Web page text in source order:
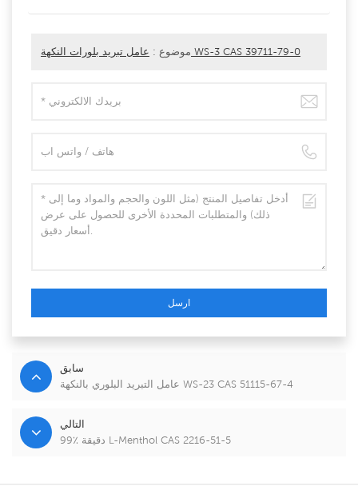
موضوع : عامل تبريد بلورات النكهة WS-3 CAS 39711-79-0
ارسل
سابق
عامل التبريد البلوري بالنكهة WS-23 CAS 51115-67-4
التالي
99٪ دقيقة L-Menthol CAS 2216-51-5